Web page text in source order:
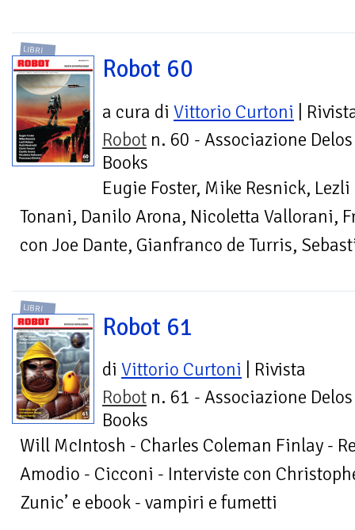
LIBRI
Robot 60
a cura di Vittorio Curtoni |
Robot n. 60 - Associazione Delos
Books
Eugie Foster, Mike Resnick,
Tonani, Danilo Arona, Nicoletta Vallorani,
con Joe Dante, Gianfranco de Turris,
LIBRI
Robot 61
di Vittorio Curtoni | Rivista
Robot n. 61 - Associazione Delos
Books
Will McIntosh - Charles Coleman Finlay -
Amodio - Cicconi - Interviste con
Zunic’ e ebook - vampiri e fumetti